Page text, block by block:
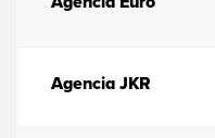
Agencia JKR